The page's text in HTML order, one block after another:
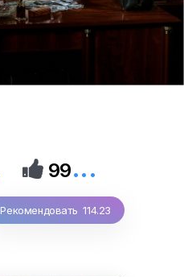
 99...
Рекомендовать 114.23